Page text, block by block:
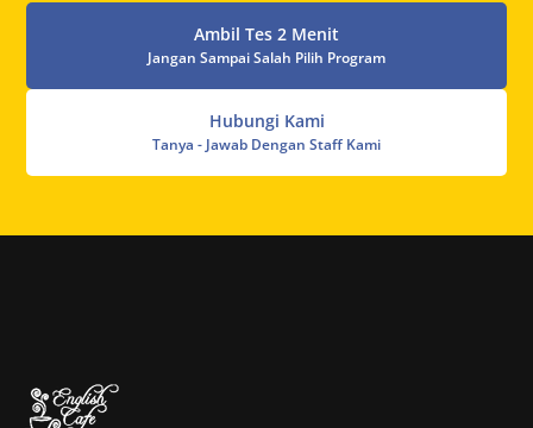
Ambil Tes 2 Menit
Jangan Sampai Salah Pilih Program
Hubungi Kami
Tanya - Jawab Dengan Staff Kami